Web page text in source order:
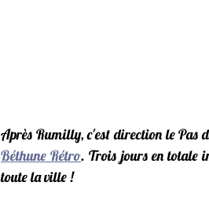
Béthune Rétro. Trois jours en totale
toute la ville !